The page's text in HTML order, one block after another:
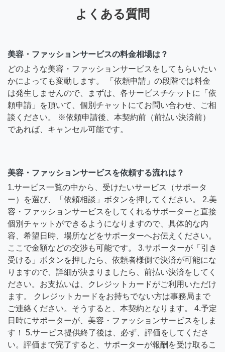
よくある質問
美容・ファッションサービスの料金相場は？
どのような美容・ファッションサービスをしてもらいたい
かによっても変動します。 「依頼申請」の段階では料金
は発生しませんので、まずは、各サービスチケットに「依
頼申請」を頂いて、個別チャットにてお問い合わせ、ご相
談ください。 ※依頼申請後、本契約前（前払い決済前）
であれば、キャンセル可能です。
美容・ファッションサービスを依頼する流れは？
1.サービス一覧の中から、受けたいサービス（サポータ
ー）を選び、「依頼相談」ボタンを押してください。 2.美
容・ファッションサービスをしてくれるサポーターと直接
個別チャットができるようになりますので、具体的な内
容、希望日時、場所などをサポーターへお伝えください。
ここで金額などの交渉も可能です。 3.サポーターが「引き
受ける」ボタンを押したら、依頼者様側で決済が可能にな
りますので、詳細が決まりましたら、前払い決済をしてく
ださい。お支払いは、クレジットカードがご利用いただけ
ます。 クレジットカードをお持ちでない方は事務局まで
ご連絡ください。そうすると、本契約となります。 4.予定
日時にサポーターが、美容・ファッションサービスをしま
す！ 5.サービス提供終了後は、必ず、評価をしてくださ
い。評価まで完了すると、サポーターが報酬を受け取るこ